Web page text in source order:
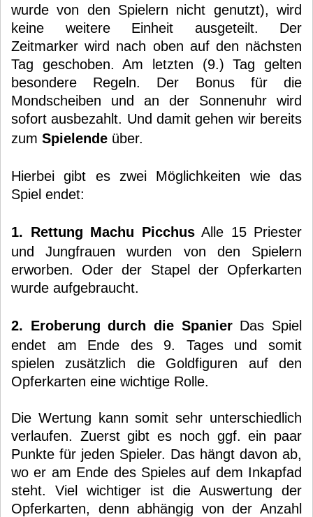
wurde von den Spielern nicht genutzt), wird
keine weitere Einheit ausgeteilt. Der
Zeitmarker wird nach oben auf den nächsten
Tag geschoben. Am letzten (9.) Tag gelten
besondere Regeln. Der Bonus für die
Mondscheiben und an der Sonnenuhr wird
sofort ausbezahlt. Und damit gehen wir bereits
zum Spielende über.
Hierbei gibt es zwei Möglichkeiten wie das
Spiel endet:
1. Rettung Machu PicchusAlle 15 Priester
und Jungfrauen wurden von den Spielern
erworben. Oder der Stapel der Opferkarten
wurde aufgebraucht.
2. Eroberung durch die SpanierDas Spiel
endet am Ende des 9. Tages und somit
spielen zusätzlich die Goldfiguren auf den
Opferkarten eine wichtige Rolle.
Die Wertung kann somit sehr unterschiedlich
verlaufen. Zuerst gibt es noch ggf. ein paar
Punkte für jeden Spieler. Das hängt davon ab,
wo er am Ende des Spieles auf dem Inkapfad
steht. Viel wichtiger ist die Auswertung der
Opferkarten, denn abhängig von der Anzahl